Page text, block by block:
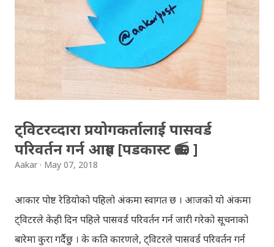
गितहरुलाई हामीले यहाँ एकै ठाउँमा सजिलोको लागि राखिदिएको मात्र
हौँ । तपाई यदि यी गित संगितको सर्जक हुनुहुन्छ र गित संगित यहाँबाट
हटाउनुपर्ने भए जानकारी गराउनुहोला । फेरी एकपटक शुभ दिपावलीको
हार्दिक मंगलमय शुभकामना व्यक्त गर्दछौँ ।
ट्विटरव्दारा प्रयोगकर्तालाई पासवर्ड
परिवर्तन गर्न आग्रह [पडकास्ट 📻 ]
Aakar May 07, 2018
आकार पोष्ट रेडियोको पहिलो अंकमा स्वागत छ । आजको यो अंकमा
ट्विटरले केही दिन पहिले पासवर्ड परिवर्तन गर्न जारी गरेको सूचनाको
बारेमा कुरा गर्दैछु । के कति कारणले, ट्विटरले पासवर्ड परिवर्तन गर्न